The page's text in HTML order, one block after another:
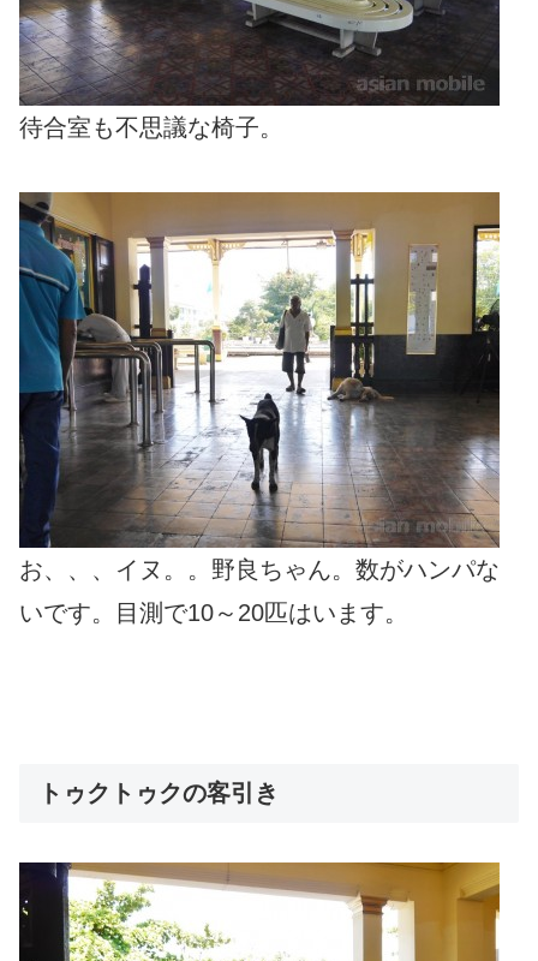
待合室も不思議な椅子。
お、、、イヌ。。野良ちゃん。数がハンパな
いです。目測で10～20匹はいます。
トゥクトゥクの客引き